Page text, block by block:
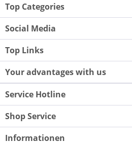
Top Categories
Social Media
Top Links
Your advantages with us
Service Hotline
Shop Service
Informationen